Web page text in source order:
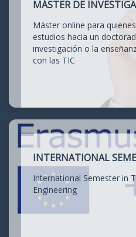
MÁSTER DE
Máster online para
estudios hacia un
investigación o la
con las TIC
INTERNATIONAL
International Semester in
Engineering